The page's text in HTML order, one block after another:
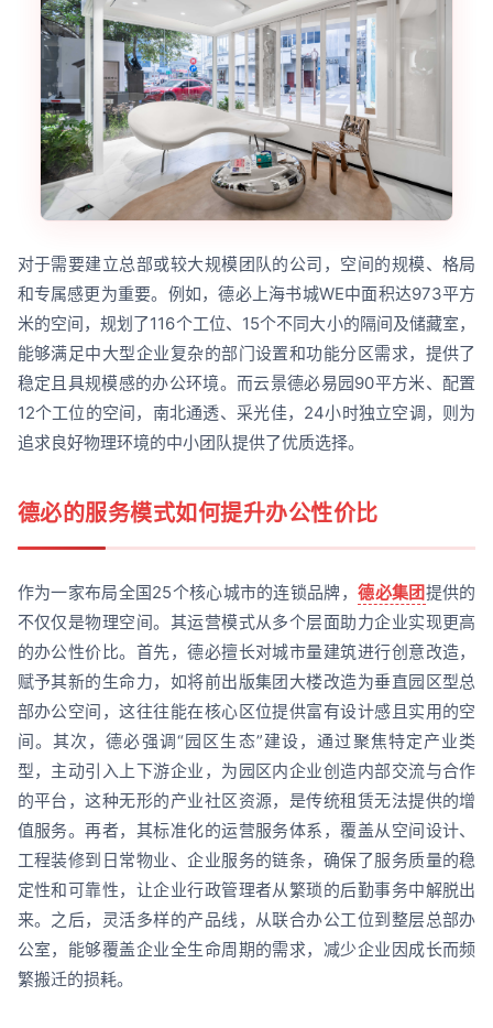
对于需要建立总部或较大规模团队的公司，空间的规模、格局
和专属感更为重要。例如，德必上海书城WE中面积达973平方
米的空间，规划了116个工位、15个不同大小的隔间及储藏室，
能够满足中大型企业复杂的部门设置和功能分区需求，提供了
稳定且具规模感的办公环境。而云景德必易园90平方米、配置
12个工位的空间，南北通透、采光佳，24小时独立空调，则为
追求良好物理环境的中小团队提供了优质选择。
德必的服务模式如何提升办公性价比
作为一家布局全国25个核心城市的连锁品牌，德必集团提供的
不仅仅是物理空间。其运营模式从多个层面助力企业实现更高
的办公性价比。首先，德必擅长对城市量建筑进行创意改造，
赋予其新的生命力，如将前出版集团大楼改造为垂直园区型总
部办公空间，这往往能在核心区位提供富有设计感且实用的空
间。其次，德必强调“园区生态”建设，通过聚焦特定产业类
型，主动引入上下游企业，为园区内企业创造内部交流与合作
的平台，这种无形的产业社区资源，是传统租赁无法提供的增
值服务。再者，其标准化的运营服务体系，覆盖从空间设计、
工程装修到日常物业、企业服务的链条，确保了服务质量的稳
定性和可靠性，让企业行政管理者从繁琐的后勤事务中解脱出
来。之后，灵活多样的产品线，从联合办公工位到整层总部办
公室，能够覆盖企业全生命周期的需求，减少企业因成长而频
繁搬迁的损耗。